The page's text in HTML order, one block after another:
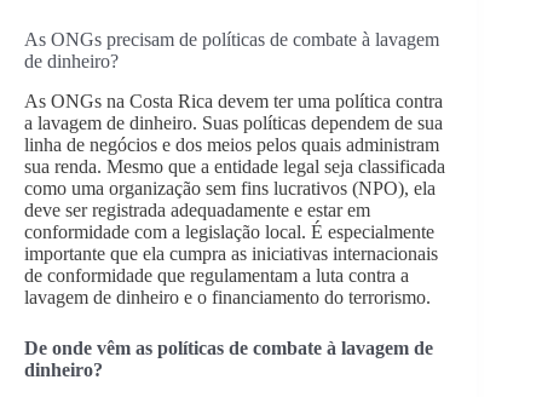
As ONGs precisam de políticas de combate à lavagem
de dinheiro?
As ONGs na Costa Rica devem ter uma política contra
a lavagem de dinheiro. Suas políticas dependem de sua
linha de negócios e dos meios pelos quais administram
sua renda. Mesmo que a entidade legal seja classificada
como uma organização sem fins lucrativos (NPO), ela
deve ser registrada adequadamente e estar em
conformidade com a legislação local. É especialmente
importante que ela cumpra as iniciativas internacionais
de conformidade que regulamentam a luta contra a
lavagem de dinheiro e o financiamento do terrorismo.
De onde vêm as políticas de combate à lavagem de
dinheiro?